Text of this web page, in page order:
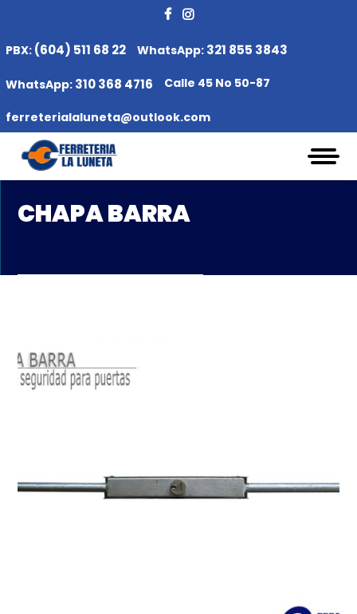
PBX: (604) 511 68 22 WhatsApp: 321 855 3843
WhatsApp: 310 368 4716 Calle 45 No 50-87
ferreterialaluneta@outlook.com
CHAPA BARRA